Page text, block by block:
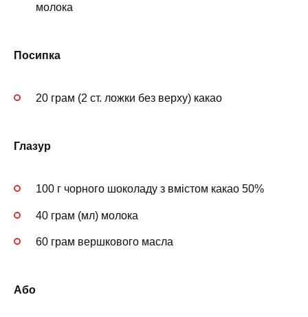
молока
Посипка
20 грам (2 ст. ложки без верху) какао
Глазур
100 г чорного шоколаду з вмістом какао 50%
40 грам (мл) молока
60 грам вершкового масла
Або